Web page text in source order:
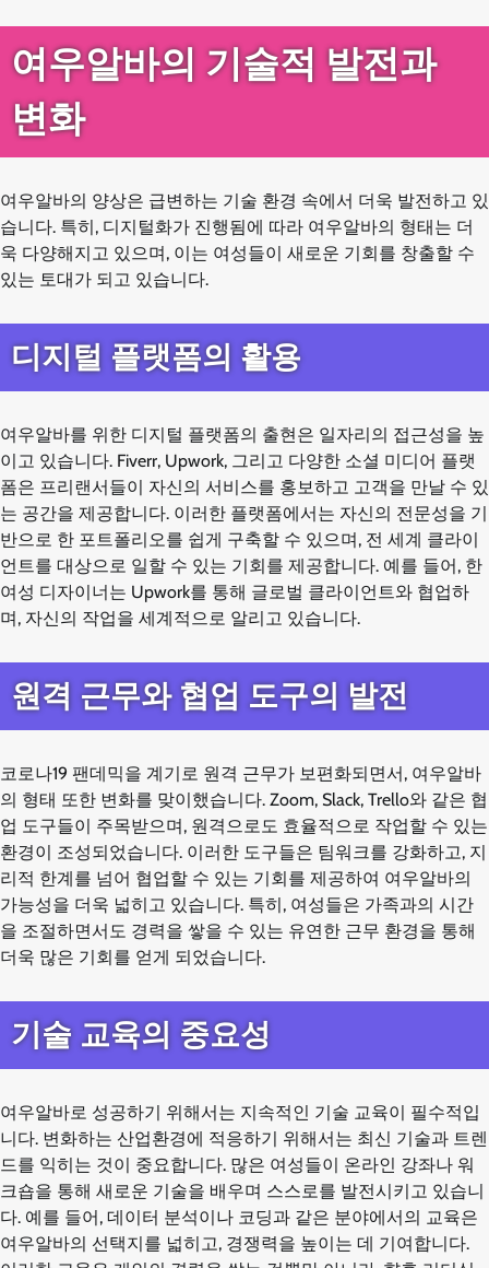
여우알바의 기술적 발전과
변화
여우알바의 양상은 급변하는 기술 환경 속에서 더욱 발전하고 있
습니다. 특히, 디지털화가 진행됨에 따라 여우알바의 형태는 더
욱 다양해지고 있으며, 이는 여성들이 새로운 기회를 창출할 수
있는 토대가 되고 있습니다.
디지털 플랫폼의 활용
여우알바를 위한 디지털 플랫폼의 출현은 일자리의 접근성을 높
이고 있습니다. Fiverr, Upwork, 그리고 다양한 소셜 미디어 플랫
폼은 프리랜서들이 자신의 서비스를 홍보하고 고객을 만날 수 있
는 공간을 제공합니다. 이러한 플랫폼에서는 자신의 전문성을 기
반으로 한 포트폴리오를 쉽게 구축할 수 있으며, 전 세계 클라이
언트를 대상으로 일할 수 있는 기회를 제공합니다. 예를 들어, 한
여성 디자이너는 Upwork를 통해 글로벌 클라이언트와 협업하
며, 자신의 작업을 세계적으로 알리고 있습니다.
원격 근무와 협업 도구의 발전
코로나19 팬데믹을 계기로 원격 근무가 보편화되면서, 여우알바
의 형태 또한 변화를 맞이했습니다. Zoom, Slack, Trello와 같은 협
업 도구들이 주목받으며, 원격으로도 효율적으로 작업할 수 있는
환경이 조성되었습니다. 이러한 도구들은 팀워크를 강화하고, 지
리적 한계를 넘어 협업할 수 있는 기회를 제공하여 여우알바의
가능성을 더욱 넓히고 있습니다. 특히, 여성들은 가족과의 시간
을 조절하면서도 경력을 쌓을 수 있는 유연한 근무 환경을 통해
더욱 많은 기회를 얻게 되었습니다.
기술 교육의 중요성
여우알바로 성공하기 위해서는 지속적인 기술 교육이 필수적입
니다. 변화하는 산업환경에 적응하기 위해서는 최신 기술과 트렌
드를 익히는 것이 중요합니다. 많은 여성들이 온라인 강좌나 워
크숍을 통해 새로운 기술을 배우며 스스로를 발전시키고 있습니
다. 예를 들어, 데이터 분석이나 코딩과 같은 분야에서의 교육은
여우알바의 선택지를 넓히고, 경쟁력을 높이는 데 기여합니다.